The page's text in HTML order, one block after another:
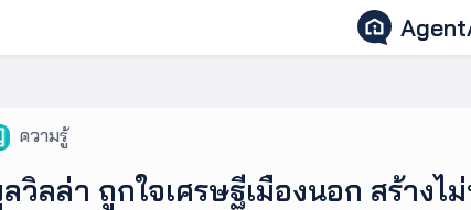
ความรู้
วิลล่า ถูกใจเศรษฐีเมืองนอก สร้างไ